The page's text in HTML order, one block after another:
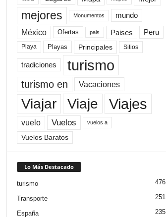
mejores Monumentos mundo
México Ofertas pais Paises Peru
Playa Playas Principales Sitios
tradiciones turismo
turismo en Vacaciones
Viajar Viaje Viajes
vuelo Vuelos vuelos a
Vuelos Baratos
Lo Más Destacado
turismo 476
Transporte 251
España 235